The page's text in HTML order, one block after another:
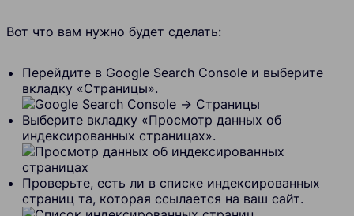
Вот что вам нужно будет сделать:
Перейдите в Google Search Console и выберите
вкладку «Страницы».
Выберите вкладку «Просмотр данных об
индексированных страницах».
Проверьте, есть ли в списке индексированных
страниц та, которая ссылается на ваш сайт.